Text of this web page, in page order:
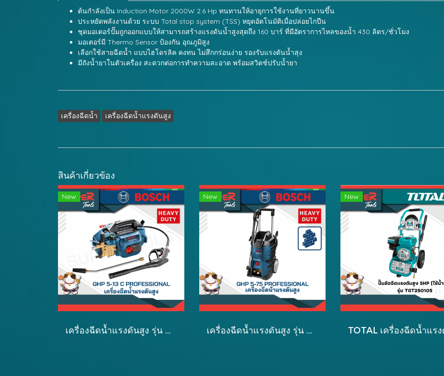
ต้นกำลังเป็น Induction Motor 2000W 2.6 Hp ทนทานให้อายุการใช้งานที่ยาวนานขึ้น
ประหยัดพลังงานด้วย ระบบ Total stop system (TSS) หยุดอัตโนมัติเมื่อปล่อยไกปืน
ชุดมอเตอร์ปั๊มถูกออกแบบให้สามารถสร้างแรงดันน้ำสูงสุดถึง 160 บาร์ ที่มีอัตราการไหลของน้ำ 430 ลิตร/ชั่วโมง
มอเตอร์มี Thermo Sensor ป้องกัน อุณภูมิสูง
เลือกใช้สายฉีดน้ำ แบบไฮโดรลิค คงทน ไม่สึกกร่อนง่าย รองรับแรงดันน้ำสุง
มีถังน้ำยาในตัวเครื่อง สะดวกต่อการทำความสะอาด พร้อมสวิตช์ปรับน้ำยา
เครื่องฉีดน้ำ เครื่องฉีดน้ำแรงดันสูง
สินค้าเกี่ยวข้อง
New New New